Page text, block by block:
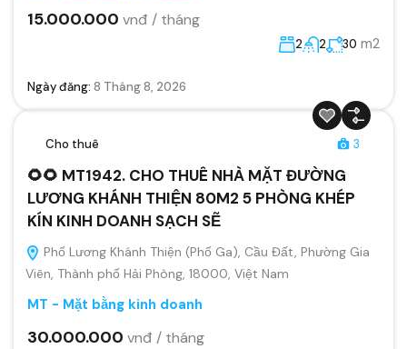
15.000.000 vnđ / tháng
2 2 30 m2
Ngày đăng: 8 Tháng 8, 2026
Cho thuê 3
🌻🌻 MT1942. CHO THUÊ NHÀ MẶT ĐƯỜNG
LƯƠNG KHÁNH THIỆN 80M2 5 PHÒNG KHÉP
KÍN KINH DOANH SẠCH SẼ
Phố Lương Khánh Thiện (Phố Ga), Cầu Đất, Phường Gia
Viên, Thành phố Hải Phòng, 18000, Việt Nam
MT - Mặt bằng kinh doanh
30.000.000 vnđ / tháng